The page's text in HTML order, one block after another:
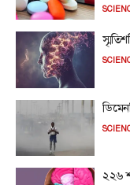
২২৬